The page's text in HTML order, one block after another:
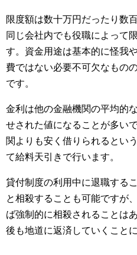
限度額は数十万円だったり数
同じ会社内でも役職によって
す。資金用途は基本的に怪我
費ではない必要不可欠なもの
です。
金利は他の金融機関の平均的
せされた値になることが多い
関よりも安く借りられるとい
て給料天引きで行います。
貸付制度の利用中に退職する
と相殺することも可能ですが
ば強制的に相殺されることは
後も地道に返済していくこと